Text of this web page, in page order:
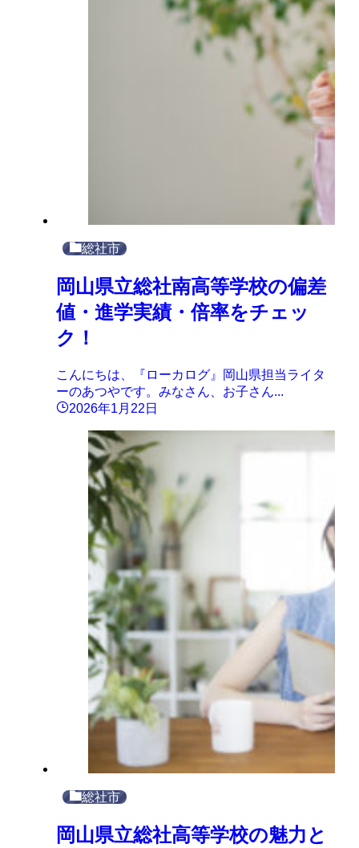
総社市
岡山県立総社南高等学校の偏差
値・進学実績・倍率をチェッ
ク！
こんにちは、『ローカログ』岡山県担当ライタ
ーのあつやです。みなさん、お子さん...
2026年1月22日
総社市
岡山県立総社高等学校の魅力と